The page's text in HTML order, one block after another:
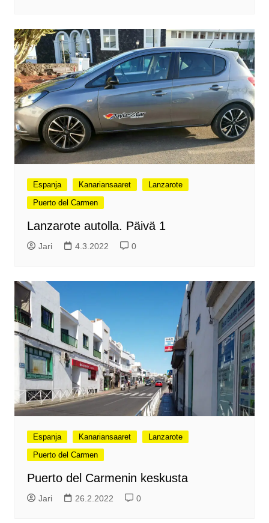
Espanja Kanariansaaret
Lanzarote
Puerto del Carmen
Lanzarote autolla. Päivä 1
Jari 4.3.2022 0
Espanja Kanariansaaret
Lanzarote
Puerto del Carmen
Puerto del Carmenin keskusta
Jari 26.2.2022 0